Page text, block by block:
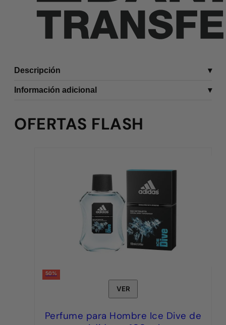
Descripción
Información adicional
OFERTAS FLASH
50%
VER
Perfume para Hombre Ice Dive de